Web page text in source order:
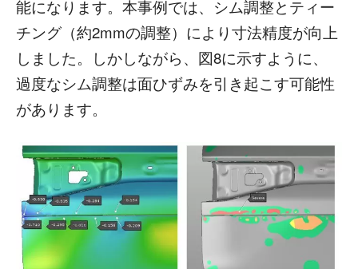
能になります。本事例では、シム調整とティー
チング（約2mmの調整）により寸法精度が向上
しました。しかしながら、図8に示すように、
過度なシム調整は面ひずみを引き起こす可能性
があります。